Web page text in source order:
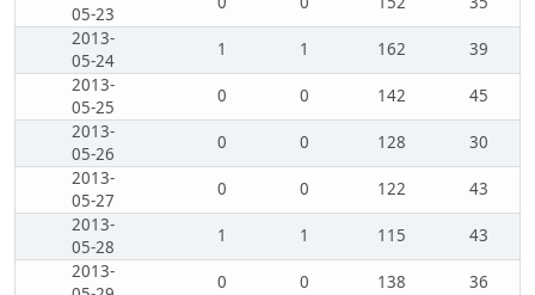
05-23
2013-
05-24
1 1 162
39
2013-
05-25
0 0 142
45
2013-
05-26
0 0 128
30
2013-
05-27
0 0 122
43
2013-
05-28
1 1 115
43
2013-
0 0 138
36